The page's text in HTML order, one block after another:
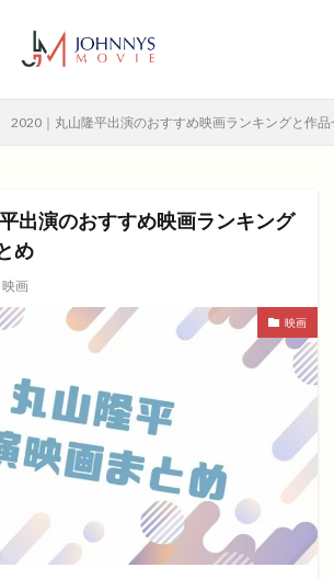
2020｜丸山隆平出演のおすすめ映画ランキングと作
出演のおすすめ映画ランキング
め
映画
映画
2019年 SF アクション
アニメ
映画
ファンタジー映画
ホラー
青春
検索